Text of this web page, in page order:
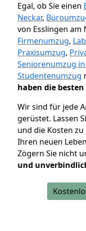
Egal, ob Sie einen
Neckar,
von Esslingen am
Firmenumzug,
Praxisumzug,
Seniorenumzug
Studentenumzug
haben die
Wir sind für jede
gerüstet. Lassen
und die Kosten
Ihren neuen
Zögern Sie nicht
und